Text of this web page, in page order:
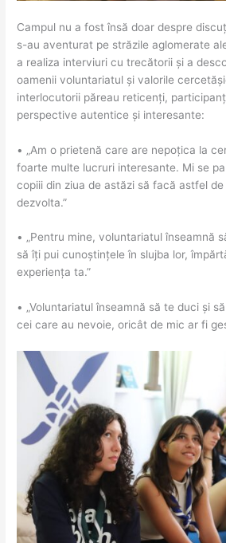
Campul nu a fost însă doar despre
s-au aventurat pe străzile aglomerate
a realiza interviuri cu trecătorii și a
oamenii voluntariatul și valorile
interlocutorii păreau reticenți,
perspective autentice și interesante:
• „Am o prietenă care are nepoțica la
foarte multe lucruri interesante. Mi se
copiii din ziua de astăzi să facă astfel
dezvolta.”
• „Pentru mine, voluntariatul înseamnă
să îți pui cunoștințele în slujba lor,
experiența ta.”
• „Voluntariatul înseamnă să te duci și
cei care au nevoie, oricât de mic ar fi